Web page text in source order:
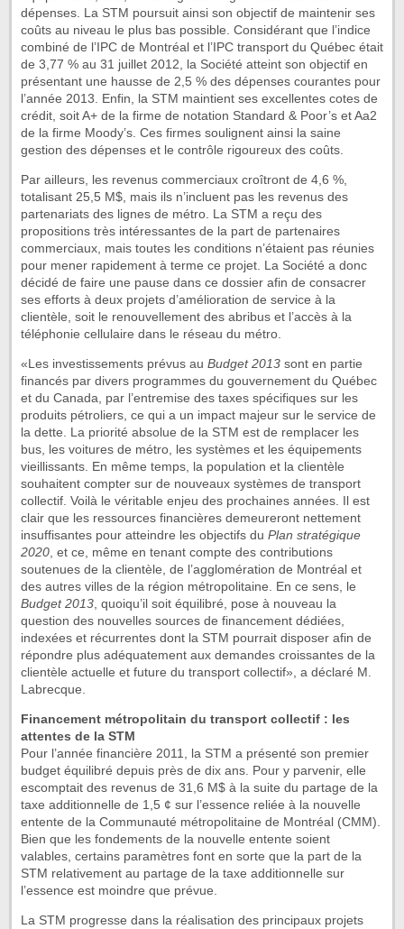
dépenses. La STM poursuit ainsi son objectif de maintenir ses
coûts au niveau le plus bas possible. Considérant que l’indice
combiné de l’IPC de Montréal et l’IPC transport du Québec était
de 3,77 % au 31 juillet 2012, la Société atteint son objectif en
présentant une hausse de 2,5 % des dépenses courantes pour
l’année 2013. Enfin, la STM maintient ses excellentes cotes de
crédit, soit A+ de la firme de notation Standard & Poor’s et Aa2
de la firme Moody’s. Ces firmes soulignent ainsi la saine
gestion des dépenses et le contrôle rigoureux des coûts.
Par ailleurs, les revenus commerciaux croîtront de 4,6 %,
totalisant 25,5 M$, mais ils n’incluent pas les revenus des
partenariats des lignes de métro. La STM a reçu des
propositions très intéressantes de la part de partenaires
commerciaux, mais toutes les conditions n’étaient pas réunies
pour mener rapidement à terme ce projet. La Société a donc
décidé de faire une pause dans ce dossier afin de consacrer
ses efforts à deux projets d’amélioration de service à la
clientèle, soit le renouvellement des abribus et l’accès à la
téléphonie cellulaire dans le réseau du métro.
«Les investissements prévus au Budget 2013 sont en partie
financés par divers programmes du gouvernement du Québec
et du Canada, par l’entremise des taxes spécifiques sur les
produits pétroliers, ce qui a un impact majeur sur le service de
la dette. La priorité absolue de la STM est de remplacer les
bus, les voitures de métro, les systèmes et les équipements
vieillissants. En même temps, la population et la clientèle
souhaitent compter sur de nouveaux systèmes de transport
collectif. Voilà le véritable enjeu des prochaines années. Il est
clair que les ressources financières demeureront nettement
insuffisantes pour atteindre les objectifs du Plan stratégique
2020, et ce, même en tenant compte des contributions
soutenues de la clientèle, de l’agglomération de Montréal et
des autres villes de la région métropolitaine. En ce sens, le
Budget 2013, quoiqu’il soit équilibré, pose à nouveau la
question des nouvelles sources de financement dédiées,
indexées et récurrentes dont la STM pourrait disposer afin de
répondre plus adéquatement aux demandes croissantes de la
clientèle actuelle et future du transport collectif», a déclaré M.
Labrecque.
Financement métropolitain du transport collectif : les
attentes de la STM
Pour l’année financière 2011, la STM a présenté son premier
budget équilibré depuis près de dix ans. Pour y parvenir, elle
escomptait des revenus de 31,6 M$ à la suite du partage de la
taxe additionnelle de 1,5 ¢ sur l’essence reliée à la nouvelle
entente de la Communauté métropolitaine de Montréal (CMM).
Bien que les fondements de la nouvelle entente soient
valables, certains paramètres font en sorte que la part de la
STM relativement au partage de la taxe additionnelle sur
l’essence est moindre que prévue.
La STM progresse dans la réalisation des principaux projets